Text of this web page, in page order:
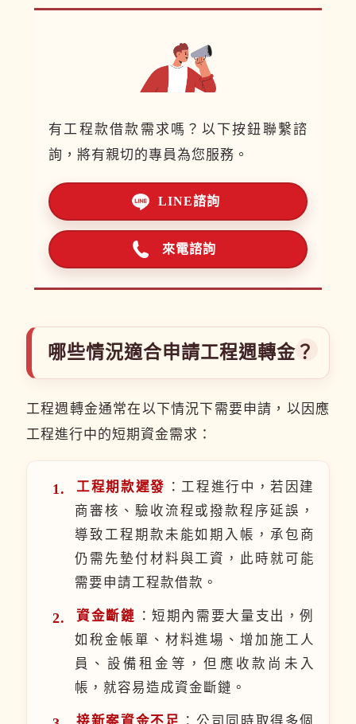
有工程款借款需求嗎？以下按鈕聯繫諮
詢，將有親切的專員為您服務。
LINE諮詢
來電諮詢
哪些情況適合申請工程週轉金？
工程週轉金通常在以下情況下需要申請，以因應
工程進行中的短期資金需求：
工程期款遲發 ：工程進行中，若因建
商審核、驗收流程或撥款程序延誤，
導致工程期款未能如期入帳，承包商
仍需先墊付材料與工資，此時就可能
需要申請工程款借款。
資金斷鏈
：短期內需要大量支出，例
如稅金帳單、材料進場、增加施工人
員、設備租金等，但應收款尚未入
帳，就容易造成資金斷鏈。
接新案資金不足 ：公司同時取得多個